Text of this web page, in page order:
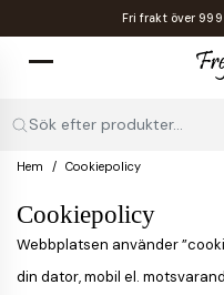
Fri frakt över 999
Sök efter produkter...
Hem Cookiepolicy
Cookiepolicy
Webbplatsen använder
din dator, mobil el.